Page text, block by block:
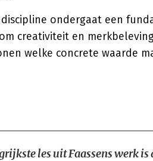
ondergaat een
creativiteit en
welke concrete waarde
les uit Faassens werk